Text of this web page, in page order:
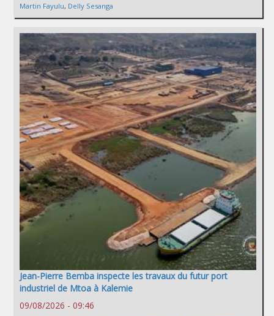
Martin Fayulu, Delly Sesanga
Jean-Pierre Bemba inspecte les travaux du futur port
industriel de Mtoa à Kalemie
09/08/2026 - 09:46